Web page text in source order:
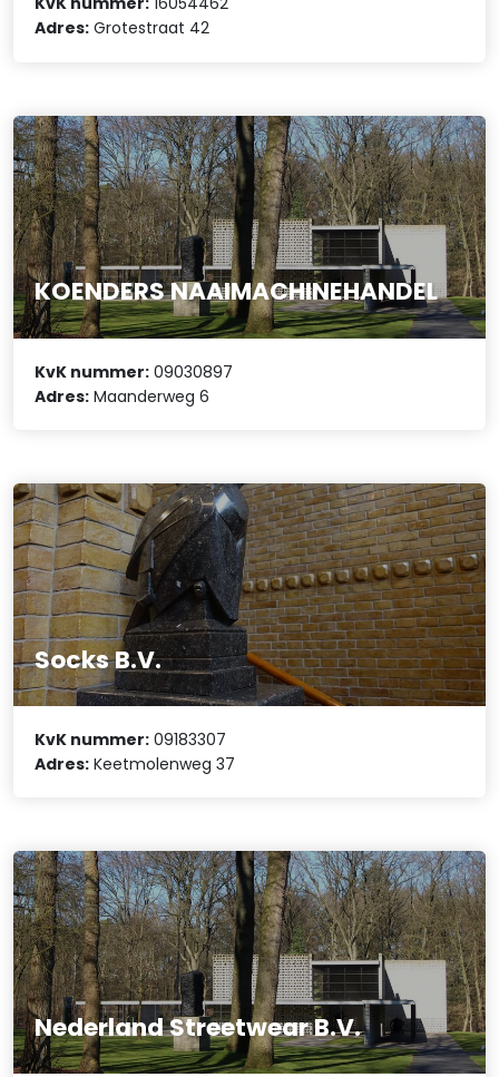
Adres: Grotestraat 42
KOENDERS NAAIMACHINEHANDEL
KvK nummer: 09030897
Adres: Maanderweg 6
Socks B.V.
KvK nummer: 09183307
Adres: Keetmolenweg 37
Nederland Streetwear B.V.